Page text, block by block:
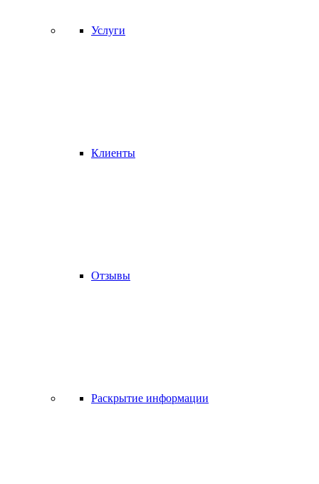
Услуги
Клиенты
Отзывы
Раскрытие информации